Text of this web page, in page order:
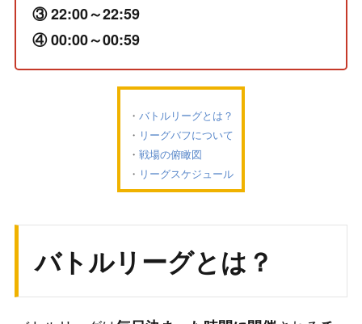
③ 22:00～22:59
④ 00:00～00:59
バトルリーグとは？
リーグバフについて
戦場の俯瞰図
リーグスケジュール
バトルリーグとは？